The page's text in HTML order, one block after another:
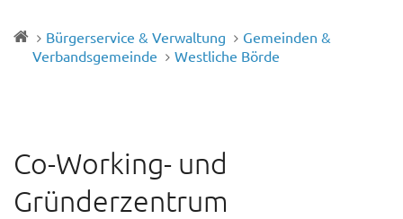
Bürgerservice & Verwaltung
Gemeinden &
Verbandsgemeinde
Westliche Börde
Co-Working- und
Gründerzentrum